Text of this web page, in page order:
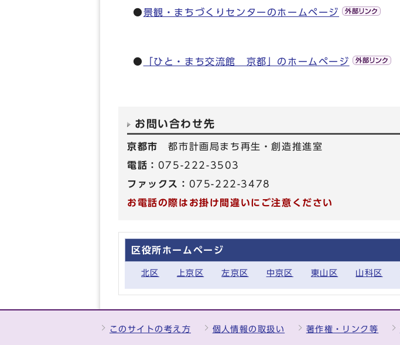
●景観・まちづくりセンターのホームページ
● 「ひと・まち交流館 京都」のホームページ
お問い合わせ先
京都市都市計画局まち再生・創造推進室
電話： 075-222-3503
ファックス： 075-222-3478
お電話の際はお掛け間違いにご注意ください
区役所ホームページ
北区 上京区 左京区 中京区 東山区 山科区
このサイトの考え方 個人情報の取扱い 著作権・リンク等